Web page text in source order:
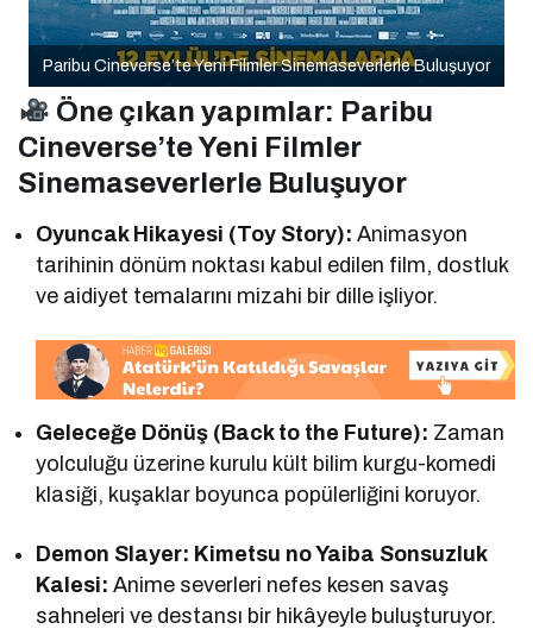
Paribu Cineverse’te Yeni Filmler Sinemaseverlerle Buluşuyor
Öne çıkan yapımlar: Paribu
Cineverse’te Yeni Filmler
Sinemaseverlerle Buluşuyor
Oyuncak Hikayesi (Toy Story): Animasyon
tarihinin dönüm noktası kabul edilen film, dostluk
ve aidiyet temalarını mizahi bir dille işliyor.
Geleceğe Dönüş (Back to the Future): Zaman
yolculuğu üzerine kurulu kült bilim kurgu-komedi
klasiği, kuşaklar boyunca popülerliğini koruyor.
Demon Slayer: Kimetsu no Yaiba Sonsuzluk
Kalesi: Anime severleri nefes kesen savaş
sahneleri ve destansı bir hikâyeyle buluşturuyor.